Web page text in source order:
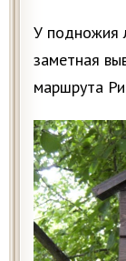
У подножия
заметная
маршрута